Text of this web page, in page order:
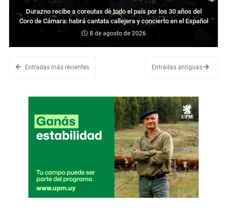
Durazno recibe a coreutas de todo el país por los 30 años del
Coro de Cámara: habrá cantata callejera y concierto en el Español
8 de agosto de 2026
Entradas más recientes Entradas antiguas